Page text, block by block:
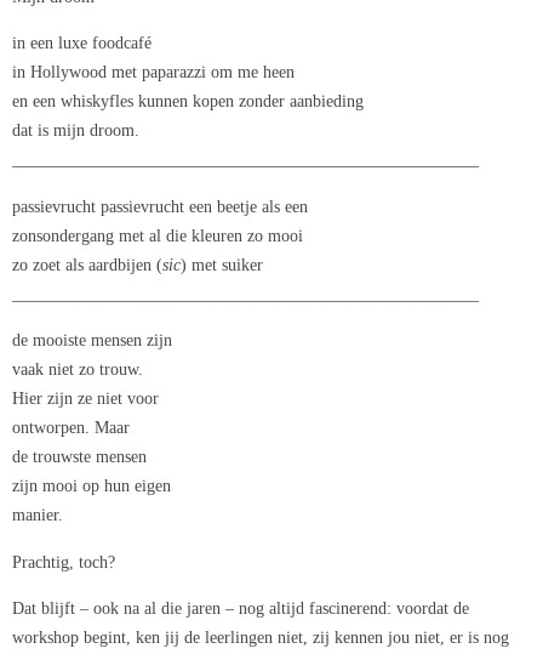
in een luxe foodcafé
in Hollywood met paparazzi om me heen
en een whiskyfles kunnen kopen zonder aanbieding
dat is mijn droom.
passievrucht passievrucht een beetje als een
zonsondergang met al die kleuren zo mooi
zo zoet als aardbijen (sic) met suiker
de mooiste mensen zijn
vaak niet zo trouw.
Hier zijn ze niet voor
ontworpen. Maar
de trouwste mensen
zijn mooi op hun eigen
manier.
Prachtig, toch?
Dat blijft – ook na al die jaren – nog altijd fascinerend: voordat de
workshop begint, ken jij de leerlingen niet, zij kennen jou niet, er is nog